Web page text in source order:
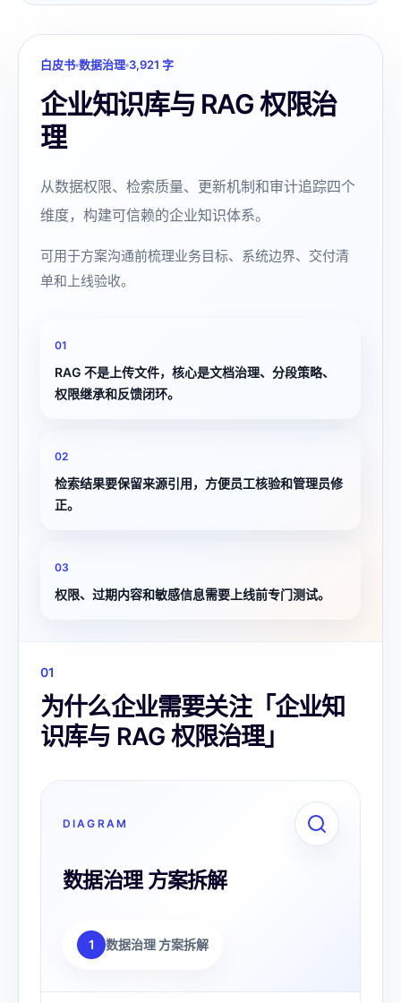
白皮书 数据治理 3,921 字
企业知识库与 RAG 权限治
理
从数据权限、检索质量、更新机制和审计追踪四个
维度，构建可信赖的企业知识体系。
可用于方案沟通前梳理业务目标、系统边界、交付清
单和上线验收。
01
RAG 不是上传文件，核心是文档治理、分段策略、
权限继承和反馈闭环。
02
检索结果要保留来源引用，方便员工核验和管理员修
正。
03
权限、过期内容和敏感信息需要上线前专门测试。
01
为什么企业需要关注「企业知
识库与 RAG 权限治理」
DIAGRAM
数据治理 方案拆解
1 数据治理 方案拆解